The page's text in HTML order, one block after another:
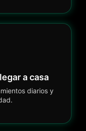
a casa
diarios y